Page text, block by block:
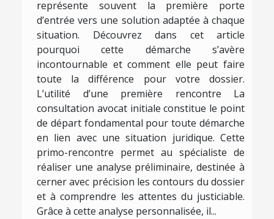
représente souvent la première porte
d’entrée vers une solution adaptée à chaque
situation. Découvrez dans cet article
pourquoi cette démarche s’avère
incontournable et comment elle peut faire
toute la différence pour votre dossier.
L’utilité d’une première rencontre La
consultation avocat initiale constitue le point
de départ fondamental pour toute démarche
en lien avec une situation juridique. Cette
primo-rencontre permet au spécialiste de
réaliser une analyse préliminaire, destinée à
cerner avec précision les contours du dossier
et à comprendre les attentes du justiciable.
Grâce à cette analyse personnalisée, il...